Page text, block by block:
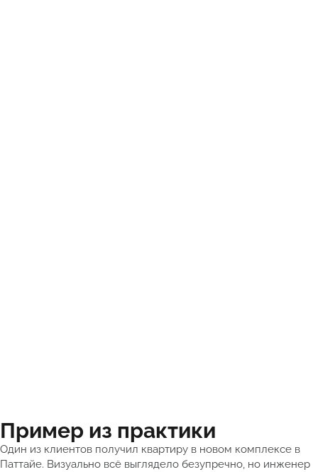
Пример из практики
Один из клиентов получил квартиру в новом комплексе в
Паттайе. Визуально всё выглядело безупречно, но инженер